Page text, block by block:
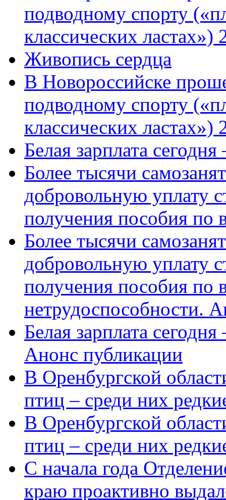
подводному спорту
классических
Живопись сердца
В Новороссийске
подводному спорту
классических ластах»)
Белая зарплата
Более тысячи
добровольную уплату
получения пособия по
Более тысячи
добровольную уплату
получения пособия по
нетрудоспособности.
Белая зарплата
Анонс публикации
В Оренбургской
птиц – среди них
В Оренбургской
птиц – среди них
С начала года
краю проактивно